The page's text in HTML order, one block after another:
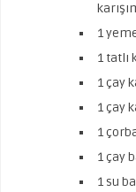
1
1 tatlı
1 çay
1 çay
1
1 çay
1 su